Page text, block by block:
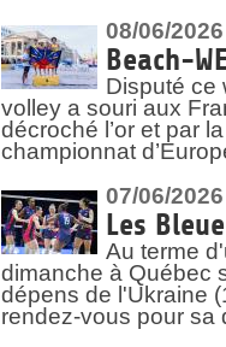
08/06/2026
Beach-
Disputé ce
volley a souri aux
décroché l’or et par
championnat
07/06/2026
Les
Au terme
dimanche à Québec
dépens de l'Ukraine
rendez-vous pour sa